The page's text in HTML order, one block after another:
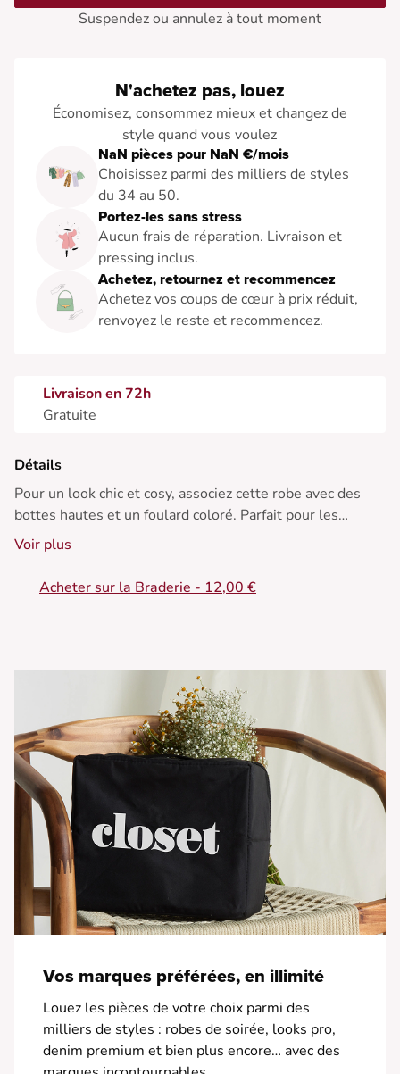
Suspendez ou annulez à tout moment
N'achetez pas, louez
Économisez, consommez mieux et changez de
style quand vous voulez
NaN pièces pour NaN €/mois
Choisissez parmi des milliers de styles
du 34 au 50.
Portez-les sans stress
Aucun frais de réparation. Livraison et
pressing inclus.
Achetez, retournez et recommencez
Achetez vos coups de cœur à prix réduit,
renvoyez le reste et recommencez.
Livraison en 72h
Gratuite
Détails
Pour un look chic et cosy, associez cette robe avec des
bottes hautes et un foulard coloré. Parfait pour les
journées d'hiver cocooning.
• Robe droite en maille noire
• Texture douce
Voir plus
Acheter sur la Braderie - 12,00 €
Vos marques préférées, en illimité
Louez les pièces de votre choix parmi des
milliers de styles : robes de soirée, looks pro,
denim premium et bien plus encore… avec des